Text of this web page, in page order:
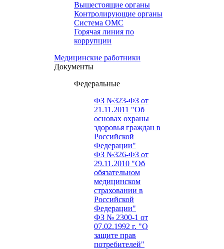
Вышестоящие органы
Контролирующие органы
Система ОМС
Горячая линия по
коррупции
Медицинские работники
Документы
Федеральные
ФЗ №323-ФЗ от
21.11.2011 "Об
основах охраны
здоровья граждан в
Российской
Федерации"
ФЗ №326-ФЗ от
29.11.2010 "Об
обязательном
медицинском
страховании в
Российской
Федерации"
ФЗ № 2300-1 от
07.02.1992 г. "О
защите прав
потребителей"